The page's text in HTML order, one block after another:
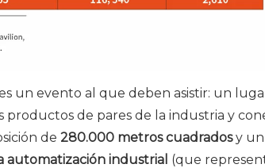
es un evento al que deben asistir: un
de pares de la industria y
de 280.000 metros cuadradosy
automatización industrial (que